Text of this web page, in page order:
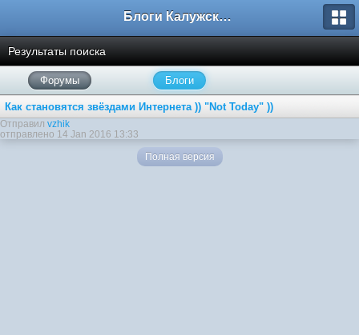
Блоги Калужского перекрестка
Результаты поиска
Форумы Блоги
Как становятся звёздами Интернета )) "Not Today" ))
Отправил vzhik
отправлено 14 Jan 2016 13:33
Полная версия